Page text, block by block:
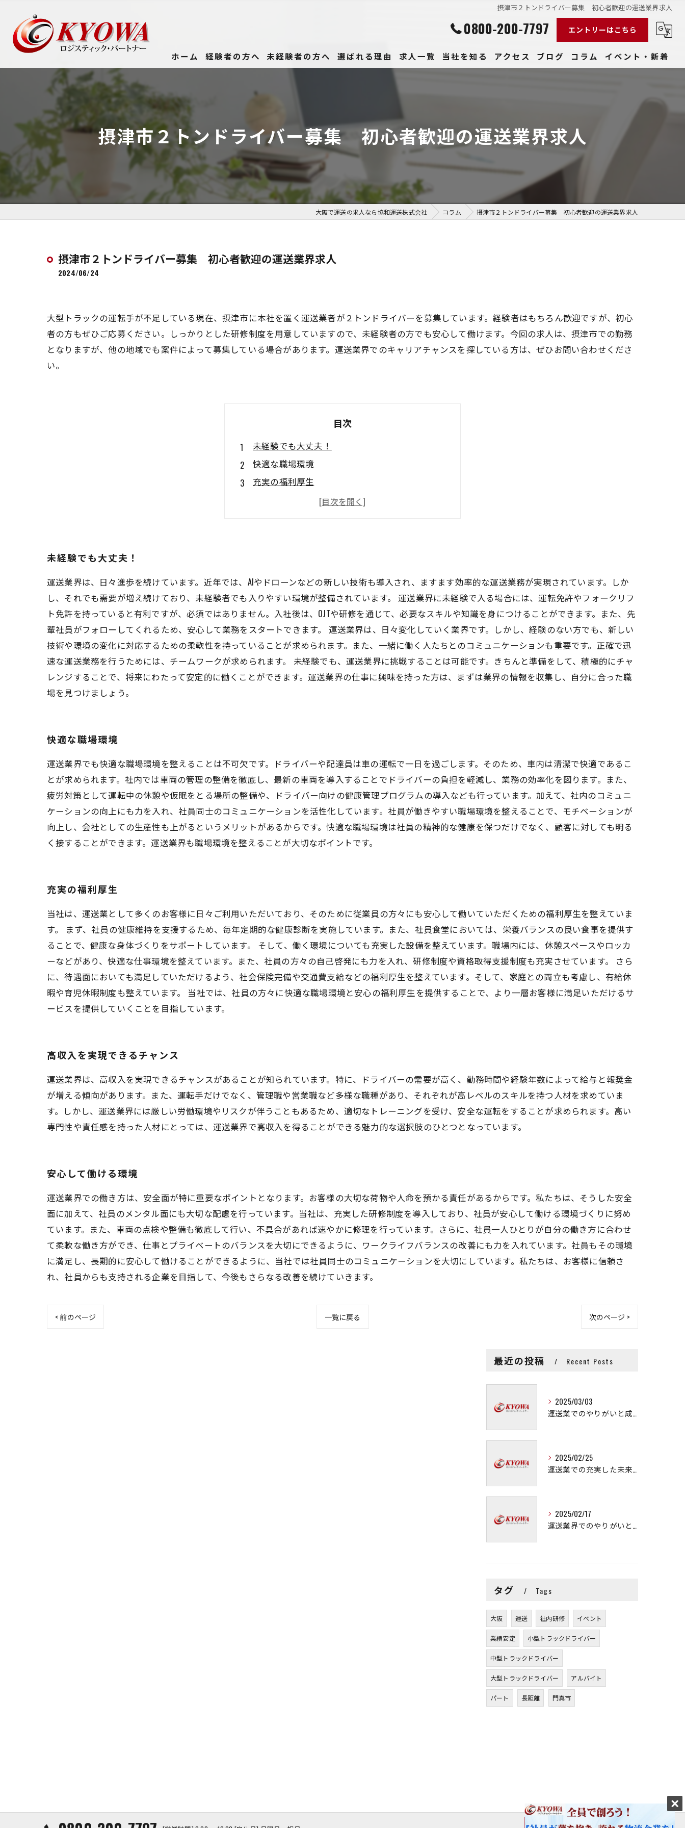
摂津市２トンドライバー募集 初心者歓迎の運送業界求人
0800-200-7797 エントリーはこちら
ホーム 経験者の方へ 未経験者の方へ 選ばれる理由 求人一覧 当社を知る
高収入
アクセス ブログ コラム イベント・新着
摂津市２トンドライバー募集 初心者歓迎の運送業界求人
大阪で運送の求人なら協和運送株式会社 コラム 摂津市２トンドライバー募集 初心者歓迎の運送業界求人
摂津市２トンドライバー募集 初心者歓迎の運送業界求人
2024/06/24
大型トラックの運転手が不足している現在、摂津市に本社を置く運送業者が２トンドライバーを募集しています。経験者はもちろん歓迎ですが、初心
者の方もぜひご応募ください。しっかりとした研修制度を用意していますので、未経験者の方でも安心して働けます。今回の求人は、摂津市での勤務
となりますが、他の地域でも案件によって募集している場合があります。運送業界でのキャリアチャンスを探している方は、ぜひお問い合わせくださ
い。
目次
未経験でも大丈夫！
快適な職場環境
充実の福利厚生
高収入を実現できるチャンス
未経験でも大丈夫！
運送業界は、日々進歩を続けています。近年では、AIやドローンなどの新しい技術も導入され、ますます効率的な運送業務が実現されています。しか
し、それでも需要が増え続けており、未経験者でも入りやすい環境が整備されています。 運送業界に未経験で入る場合には、運転免許やフォークリフ
ト免許を持っていると有利ですが、必須ではありません。入社後は、OJTや研修を通じて、必要なスキルや知識を身につけることができます。また、先
輩社員がフォローしてくれるため、安心して業務をスタートできます。 運送業界は、日々変化していく業界です。しかし、経験のない方でも、新しい
技術や環境の変化に対応するための柔軟性を持っていることが求められます。また、一緒に働く人たちとのコミュニケーションも重要です。正確で迅
速な運送業務を行うためには、チームワークが求められます。 未経験でも、運送業界に挑戦することは可能です。きちんと準備をして、積極的にチャ
レンジすることで、将来にわたって安定的に働くことができます。運送業界の仕事に興味を持った方は、まずは業界の情報を収集し、自分に合った職
場を見つけましょう。
快適な職場環境
運送業界でも快適な職場環境を整えることは不可欠です。ドライバーや配達員は車の運転で一日を過ごします。そのため、車内は清潔で快適であるこ
とが求められます。社内では車両の管理の整備を徹底し、最新の車両を導入することでドライバーの負担を軽減し、業務の効率化を図ります。また、
疲労対策として運転中の休憩や仮眠をとる場所の整備や、ドライバー向けの健康管理プログラムの導入なども行っています。加えて、社内のコミュニ
ケーションの向上にも力を入れ、社員同士のコミュニケーションを活性化しています。社員が働きやすい職場環境を整えることで、モチベーションが
向上し、会社としての生産性も上がるというメリットがあるからです。快適な職場環境は社員の精神的な健康を保つだけでなく、顧客に対しても明る
く接することができます。運送業界も職場環境を整えることが大切なポイントです。
充実の福利厚生
当社は、運送業として多くのお客様に日々ご利用いただいており、そのために従業員の方々にも安心して働いていただくための福利厚生を整えていま
す。 まず、社員の健康維持を支援するため、毎年定期的な健康診断を実施しています。また、社員食堂においては、栄養バランスの良い食事を提供す
ることで、健康な身体づくりをサポートしています。 そして、働く環境についても充実した設備を整えています。職場内には、休憩スペースやロッカ
ーなどがあり、快適な仕事環境を整えています。また、社員の方々の自己啓発にも力を入れ、研修制度や資格取得支援制度も充実させています。 さら
に、待遇面においても満足していただけるよう、社会保険完備や交通費支給などの福利厚生を整えています。そして、家庭との両立も考慮し、有給休
暇や育児休暇制度も整えています。 当社では、社員の方々に快適な職場環境と安心の福利厚生を提供することで、より一層お客様に満足いただけるサ
ービスを提供していくことを目指しています。
高収入を実現できるチャンス
運送業界は、高収入を実現できるチャンスがあることが知られています。特に、ドライバーの需要が高く、勤務時間や経験年数によって給与と報奨金
が増える傾向があります。また、運転手だけでなく、管理職や営業職など多様な職種があり、それぞれが高レベルのスキルを持つ人材を求めていま
す。しかし、運送業界には厳しい労働環境やリスクが伴うこともあるため、適切なトレーニングを受け、安全な運転をすることが求められます。高い
専門性や責任感を持った人材にとっては、運送業界で高収入を得ることができる魅力的な選択肢のひとつとなっています。
安心して働ける環境
運送業界での働き方は、安全面が特に重要なポイントとなります。お客様の大切な荷物や人命を預かる責任があるからです。私たちは、そうした安全
面に加えて、社員のメンタル面にも大切な配慮を行っています。当社は、充実した研修制度を導入しており、社員が安心して働ける環境づくりに努め
ています。また、車両の点検や整備も徹底して行い、不具合があれば速やかに修理を行っています。さらに、社員一人ひとりが自分の働き方に合わせ
て柔軟な働き方ができ、仕事とプライベートのバランスを大切にできるように、ワークライフバランスの改善にも力を入れています。社員もその環境
に満足し、長期的に安心して働けることができるように、当社では社員同士のコミュニケーションを大切にしています。私たちは、お客様に信頼さ
れ、社員からも支持される企業を目指して、今後もさらなる改善を続けていきます。
< 前のページ 一覧に戻る 次のページ >
最近の投稿 Recent Posts
2025/03/03
運送業でのやりがいと成長の秘訣
2025/02/25
運送業での充実した未来を拓く方法
2025/02/17
運送業界でのやりがいと可能性
タグ Tags
大阪 運送 社内研修 イベント
業績安定 小型トラックドライバー
中型トラックドライバー
大型トラックドライバー アルバイト
パート 長距離 門真市